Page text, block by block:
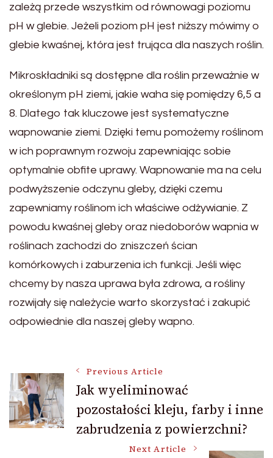
zależą przede wszystkim od równowagi poziomu
pH w glebie. Jeżeli poziom pH jest niższy mówimy o
glebie kwaśnej, która jest trująca dla naszych roślin.
Mikroskładniki są dostępne dla roślin przeważnie w
określonym pH ziemi, jakie waha się pomiędzy 6,5 a
8. Dlatego tak kluczowe jest systematyczne
wapnowanie ziemi. Dzięki temu pomożemy roślinom
w ich poprawnym rozwoju zapewniając sobie
optymalnie obfite uprawy. Wapnowanie ma na celu
podwyższenie odczynu gleby, dzięki czemu
zapewniamy roślinom ich właściwe odżywianie. Z
powodu kwaśnej gleby oraz niedoborów wapnia w
roślinach zachodzi do zniszczeń ścian
komórkowych i zaburzenia ich funkcji. Jeśli więc
chcemy by nasza uprawa była zdrowa, a rośliny
rozwijały się należycie warto skorzystać i zakupić
odpowiednie dla naszej gleby wapno.
Post
Navigation
Previous Article
Jak wyeliminować
pozostałości kleju, farby i inne
zabrudzenia z powierzchni?
Next Article